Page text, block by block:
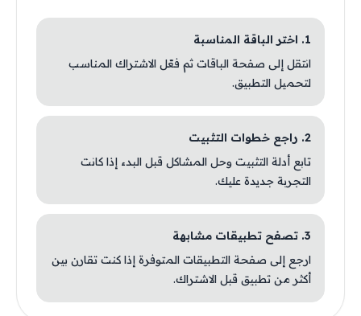
1. اختر الباقة المناسبة
انتقل إلى صفحة الباقات ثم فعّل الاشتراك المناسب
لتحميل التطبيق.
2. راجع خطوات التثبيت
تابع أدلة التثبيت وحل المشاكل قبل البدء إذا كانت
التجربة جديدة عليك.
3. تصفح تطبيقات مشابهة
ارجع إلى صفحة التطبيقات المتوفرة إذا كنت تقارن بين
أكثر من تطبيق قبل الاشتراك.